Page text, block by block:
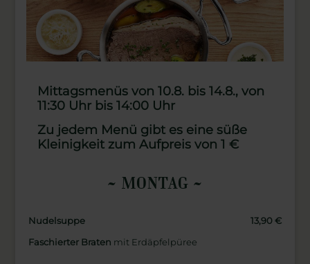
Mittagsmenüs von 10.8. bis 14.8., von
11:30 Uhr bis 14:00 Uhr
Zu jedem Menü gibt es eine süße
Kleinigkeit zum Aufpreis von 1 €
MONTAG
Nudelsuppe 13,90
Faschierter Braten mit Erdäpfelpüree